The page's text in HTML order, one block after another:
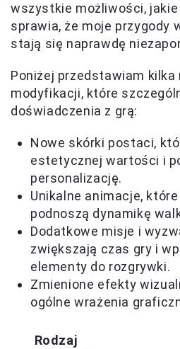
wszystkie możliwości,
sprawia, że moje przygody
stają się naprawdę
Poniżej przedstawiam kilka
modyfikacji, które
doświadczenia z grą:
Nowe skórki postaci,
estetycznej wartości i
personalizację.
Unikalne animacje,
podnoszą dynamikę
Dodatkowe misje i
zwiększają czas gry i
elementy do rozgrywki.
Zmienione efekty
ogólne wrażenia
Rodzaj